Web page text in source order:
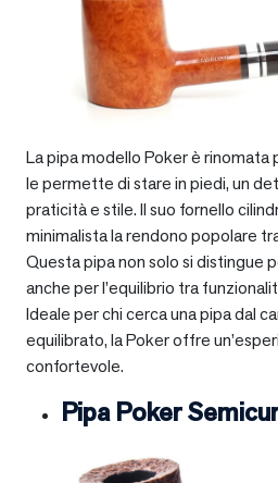
La pipa modello Poker è rinomata
le permette di stare in piedi, un
praticità e stile. Il suo fornello
minimalista la rendono popolare
Questa pipa non solo si distingue
anche per l’equilibrio tra
Ideale per chi cerca una pipa dal
equilibrato, la Poker offre
confortevole.
Pipa Poker